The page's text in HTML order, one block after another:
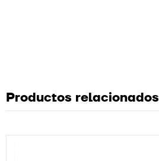
Productos relacionados